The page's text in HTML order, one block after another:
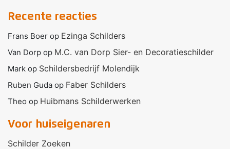
Recente reacties
Frans Boer op Ezinga Schilders
Van Dorp op M.C. van Dorp Sier- en Decoratieschilder
Mark op Schildersbedrijf Molendijk
Ruben Guda op Faber Schilders
Theo op Huibmans Schilderwerken
Voor huiseigenaren
Schilder Zoeken